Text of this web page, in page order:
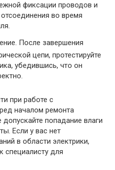
фиксации проводов и
во время
После завершения
цепи, протестируйте
убедившись, что он
при работе с
началом ремонта
попадание влаги
Если у вас нет
в области электрики,
специалисту для